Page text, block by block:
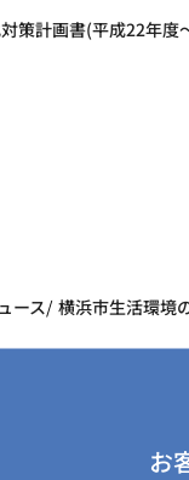
策計画書(平成22年度
ース 横浜市生活環境
お